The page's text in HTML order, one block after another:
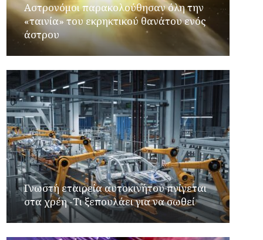
Αστρονόμοι παρακολούθησαν όλη την
«ταινία» του εκρηκτικού θανάτου ενός
άστρου
Γνωστή εταιρεία αυτοκινήτου πνίγεται
στα χρέη -Τι ξεπουλάει για να σωθεί